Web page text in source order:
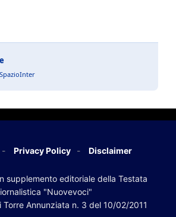
Privacy Policy Disclaimer
supplemento editoriale della Testata
"Nuovevoci"
Torre Annunziata n. 3 del 10/02/2011